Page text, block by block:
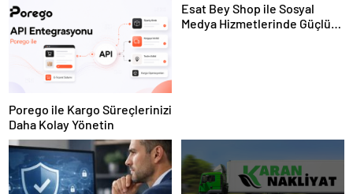
Porego ile Kargo Süreçlerinizi
Daha Kolay Yönetin
Esat Bey Shop ile Sosyal
Medya Hizmetlerinde Güçlü